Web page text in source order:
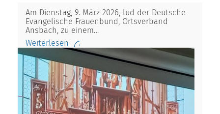
Am Dienstag, 9. März 2026, lud der Deutsche
Evangelische Frauenbund, Ortsverband
Ansbach, zu einem…
Weiterlesen